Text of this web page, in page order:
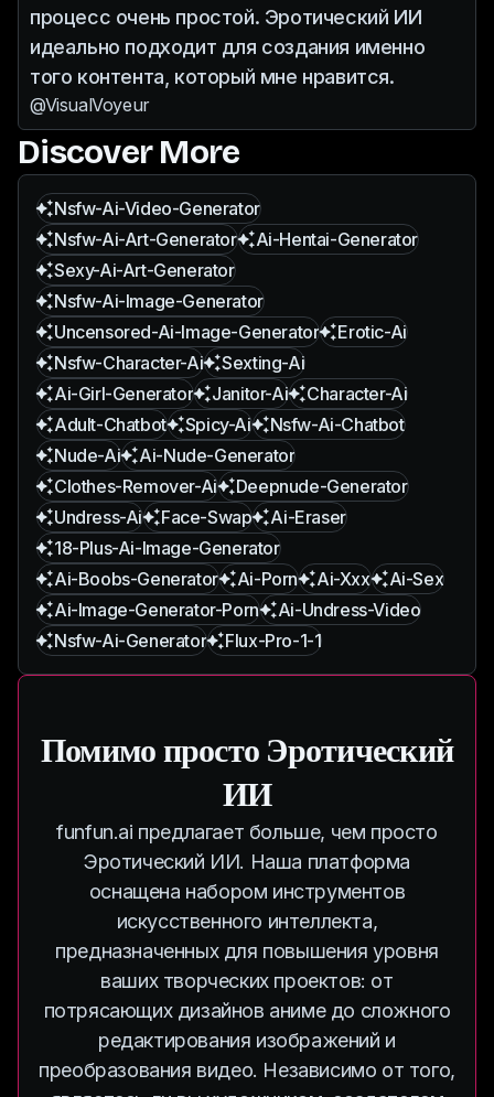
процесс очень простой. Эротический ИИ
идеально подходит для создания именно
того контента, который мне нравится.
@VisualVoyeur
Discover More
Nsfw-Ai-Video-Generator
Nsfw-Ai-Art-Generator
Ai-Hentai-Generator
Sexy-Ai-Art-Generator
Nsfw-Ai-Image-Generator
Uncensored-Ai-Image-Generator
Erotic-Ai
Nsfw-Character-Ai
Sexting-Ai
Ai-Girl-Generator
Janitor-Ai
Character-Ai
Adult-Chatbot
Spicy-Ai
Nsfw-Ai-Chatbot
Nude-Ai
Ai-Nude-Generator
Clothes-Remover-Ai
Deepnude-Generator
Undress-Ai
Face-Swap
Ai-Eraser
18-Plus-Ai-Image-Generator
Ai-Boobs-Generator
Ai-Porn Ai-Xxx
Ai-Sex
Ai-Image-Generator-Porn
Ai-Undress-Video
Nsfw-Ai-Generator
Flux-Pro-1-1
Помимо просто Эротический
ИИ
funfun.ai предлагает больше, чем просто
Эротический ИИ. Наша платформа
оснащена набором инструментов
искусственного интеллекта,
предназначенных для повышения уровня
ваших творческих проектов: от
потрясающих дизайнов аниме до сложного
редактирования изображений и
преобразования видео. Независимо от того,